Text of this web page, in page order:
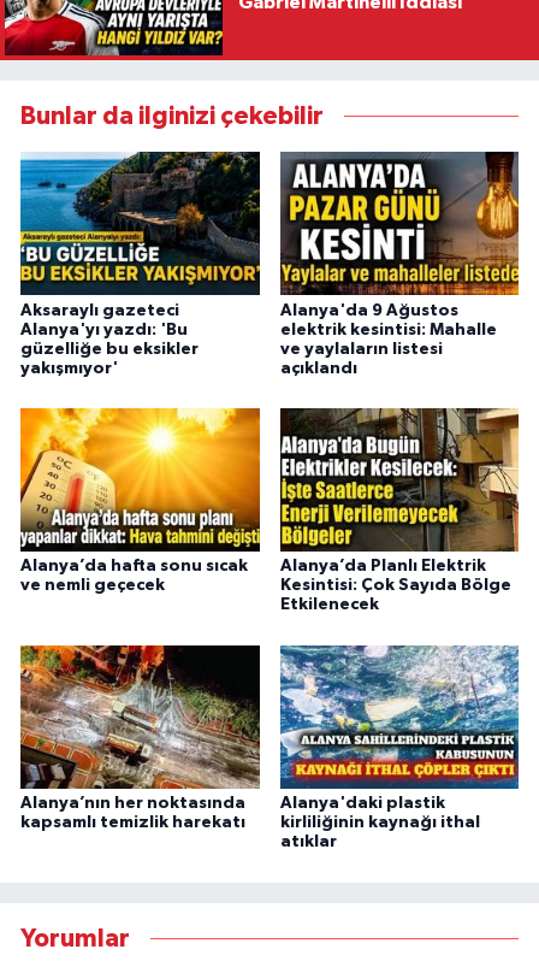
Bunlar da ilginizi çekebilir
Aksaraylı gazeteci
Alanya'yı yazdı: 'Bu
güzelliğe bu eksikler
yakışmıyor'
Alanya'da 9 Ağustos
elektrik kesintisi: Mahalle
ve yaylaların listesi
açıklandı
Alanya’da hafta sonu sıcak
ve nemli geçecek
Alanya’da Planlı Elektrik
Kesintisi: Çok Sayıda Bölge
Etkilenecek
Alanya’nın her noktasında
kapsamlı temizlik harekatı
Alanya'daki plastik
kirliliğinin kaynağı ithal
atıklar
Yorumlar